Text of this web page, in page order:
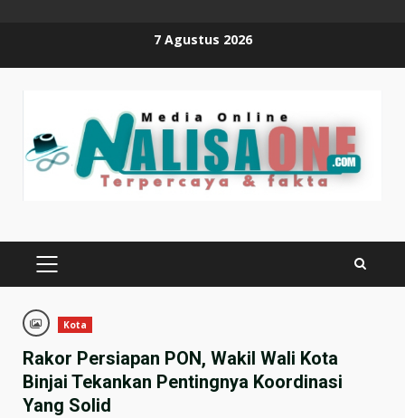
7 Agustus 2026
PRIMARY
Kota
Rakor Persiapan PON, Wakil Wali Kota
Binjai Tekankan Pentingnya Koordinasi
Yang Solid